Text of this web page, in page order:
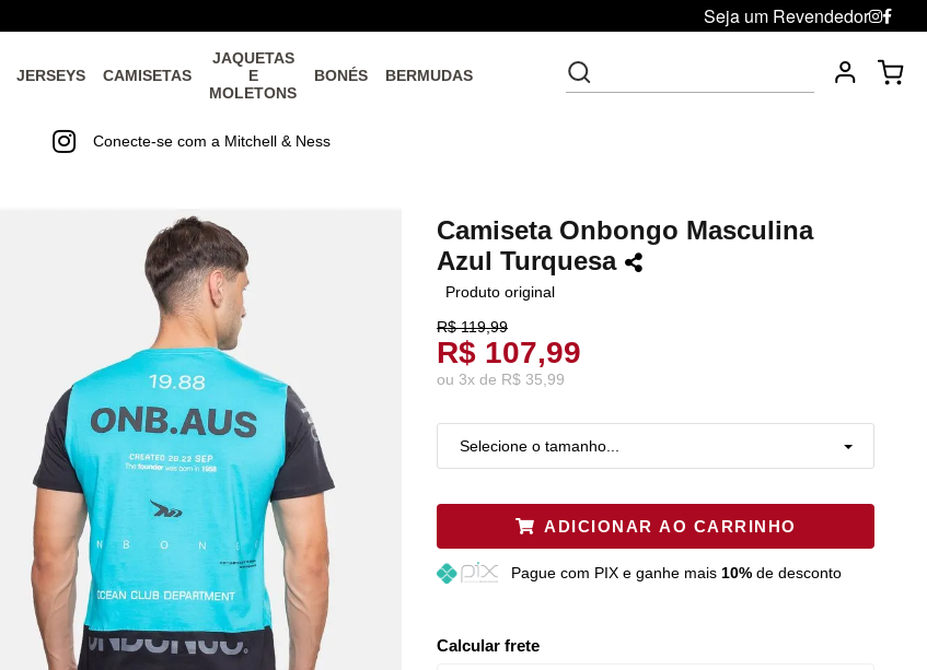
Seja um Revendedor
JERSEYS CAMISETAS
JAQUETAS
E
MOLETONS
BONÉS BERMUDAS
Conecte-se com a Mitchell & Ness
Camiseta Onbongo Masculina
Azul Turquesa
Produto original
R$ 119,99
R$ 107,99
ou 3x de R$ 35,99
Selecione o tamanho...
Esgotado
G Esgotado
ADICIONAR AO CARRINHO
Pague com PIX e ganhe mais 10%de desconto
Calcular frete